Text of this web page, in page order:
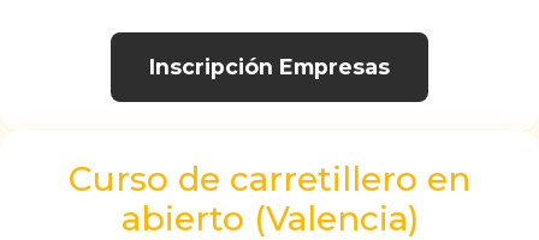
Inscripción Empresas
Curso de carretillero en
abierto (Valencia)